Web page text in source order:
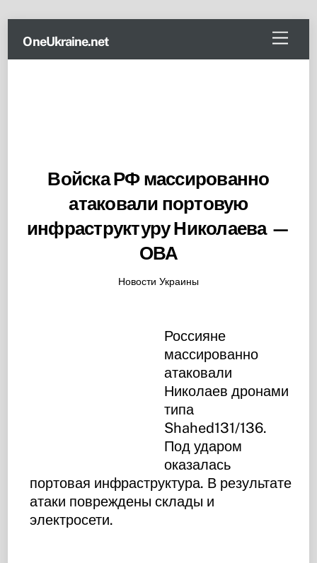
content
Menu
OneUkraine.net
Войска РФ массированно
атаковали портовую
инфраструктуру Николаева —
ОВА
Новости Украины
Россияне
массированно
атаковали
Николаев дронами
типа
Shahed131/136.
Под ударом
оказалась
портовая инфраструктура. В результате
атаки повреждены склады и
электросети.